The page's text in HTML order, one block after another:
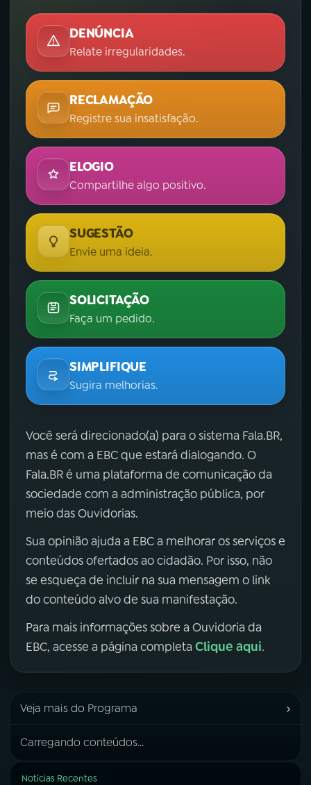
DENÚNCIA
Relate irregularidades.
RECLAMAÇÃO
Registre sua insatisfação.
ELOGIO
Compartilhe algo positivo.
SUGESTÃO
Envie uma ideia.
SOLICITAÇÃO
Faça um pedido.
SIMPLIFIQUE
Sugira melhorias.
Você será direcionado(a) para o sistema Fala.BR,
mas é com a EBC que estará dialogando. O
Fala.BR é uma plataforma de comunicação da
sociedade com a administração pública, por
meio das Ouvidorias.
Sua opinião ajuda a EBC a melhorar os serviços e
conteúdos ofertados ao cidadão. Por isso, não
se esqueça de incluir na sua mensagem o link
do conteúdo alvo de sua manifestação.
Para mais informações sobre a Ouvidoria da
EBC, acesse a página completa Clique aqui.
Veja mais do Programa ›
Carregando conteúdos...
Notícias Recentes